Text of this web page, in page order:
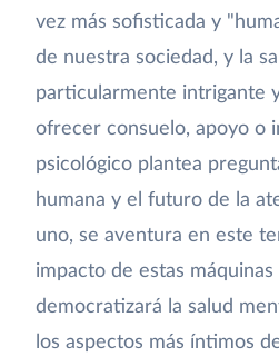
vez más sofisticada y
de nuestra sociedad, y la
particularmente intrigante
ofrecer consuelo, apoyo o
psicológico plantea
humana y el futuro de la
uno, se aventura en este
impacto de estas
democratizará la salud
los aspectos más íntimos